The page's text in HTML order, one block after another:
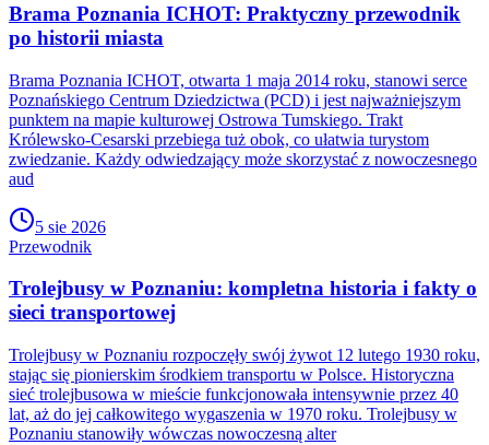
Brama Poznania ICHOT: Praktyczny przewodnik
po historii miasta
Brama Poznania ICHOT, otwarta 1 maja 2014 roku, stanowi serce
Poznańskiego Centrum Dziedzictwa (PCD) i jest najważniejszym
punktem na mapie kulturowej Ostrowa Tumskiego. Trakt
Królewsko-Cesarski przebiega tuż obok, co ułatwia turystom
zwiedzanie. Każdy odwiedzający może skorzystać z nowoczesnego
aud
5 sie 2026
Przewodnik
Trolejbusy w Poznaniu: kompletna historia i fakty o
sieci transportowej
Trolejbusy w Poznaniu rozpoczęły swój żywot 12 lutego 1930 roku,
stając się pionierskim środkiem transportu w Polsce. Historyczna
sieć trolejbusowa w mieście funkcjonowała intensywnie przez 40
lat, aż do jej całkowitego wygaszenia w 1970 roku. Trolejbusy w
Poznaniu stanowiły wówczas nowoczesną alter